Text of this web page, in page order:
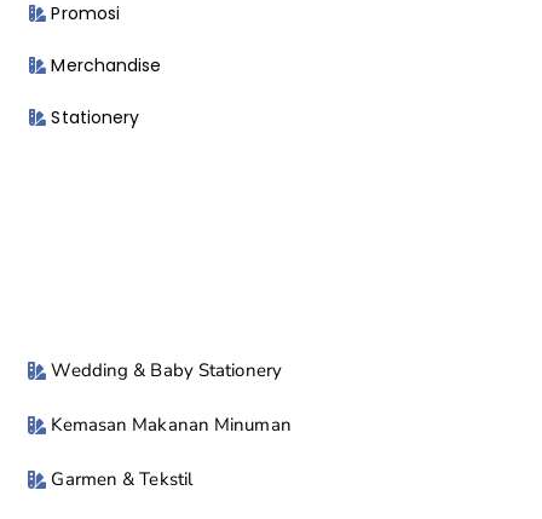
Promosi
Merchandise
Stationery
Wedding & Baby Stationery
Kemasan Makanan Minuman
Garmen & Tekstil